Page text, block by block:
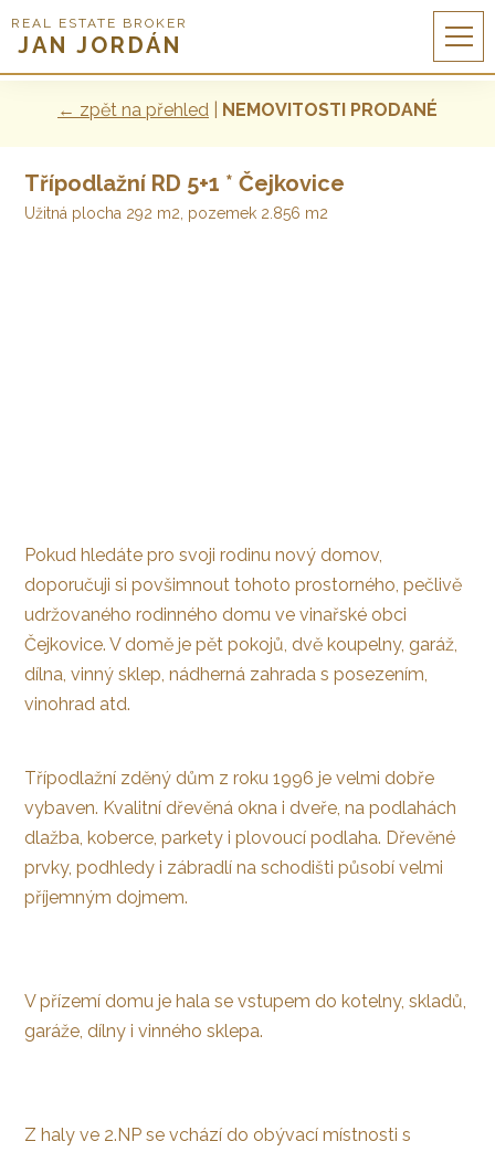
REAL ESTATE BROKER
JAN JORDÁN
← zpět na přehled NEMOVITOSTI PRODANÉ
Třípodlažní RD 5+1 * Čejkovice
Užitná plocha 292 m2, pozemek 2.856 m2
Pokud hledáte pro svoji rodinu nový domov,
doporučuji si povšimnout tohoto prostorného, pečlivě
udržovaného rodinného domu ve vinařské obci
Čejkovice. V domě je pět pokojů, dvě koupelny, garáž,
dílna, vinný sklep, nádherná zahrada s posezením,
vinohrad atd.
Třípodlažní zděný dům z roku 1996 je velmi dobře
vybaven. Kvalitní dřevěná okna i dveře, na podlahách
dlažba, koberce, parkety i plovoucí podlaha. Dřevěné
prvky, podhledy i zábradlí na schodišti působí velmi
příjemným dojmem.
V přízemí domu je hala se vstupem do kotelny, skladů,
garáže, dílny i vinného sklepa.
Z haly ve 2.NP se vchází do obývací místnosti s